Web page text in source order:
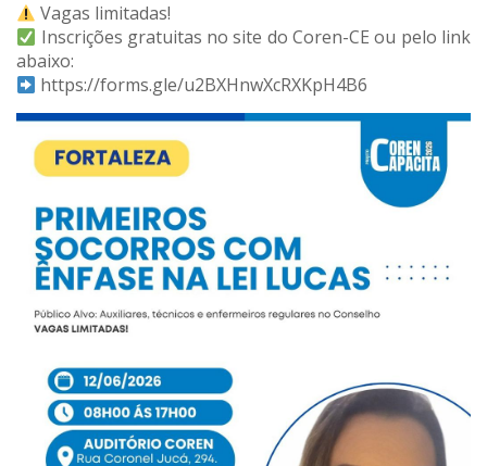
Vagas limitadas!
Inscrições gratuitas no site do Coren-CE ou pelo link
abaixo:
https://forms.gle/u2BXHnwXcRXKpH4B6